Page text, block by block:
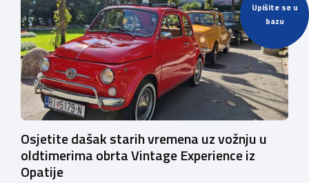
Upišite se u
bazu
Osjetite dašak starih vremena uz vožnju u
oldtimerima obrta Vintage Experience iz
Opatije